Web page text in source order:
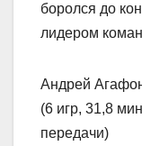
боролся до
лидером
Андрей
(6 игр, 31,8
передачи)